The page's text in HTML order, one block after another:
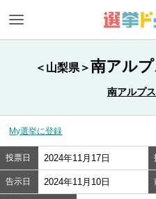
＜山梨県＞南アル
南アルプ
My選挙に登録
投票日 2024年11月17日
告示日 2024年11月10日